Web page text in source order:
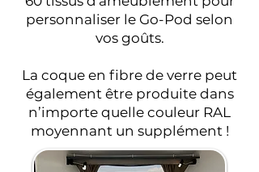
personnaliser le Go-Pod selon
vos goûts.
La coque en fibre de verre peut
également être produite dans
n’importe quelle couleur RAL
moyennant un supplément !